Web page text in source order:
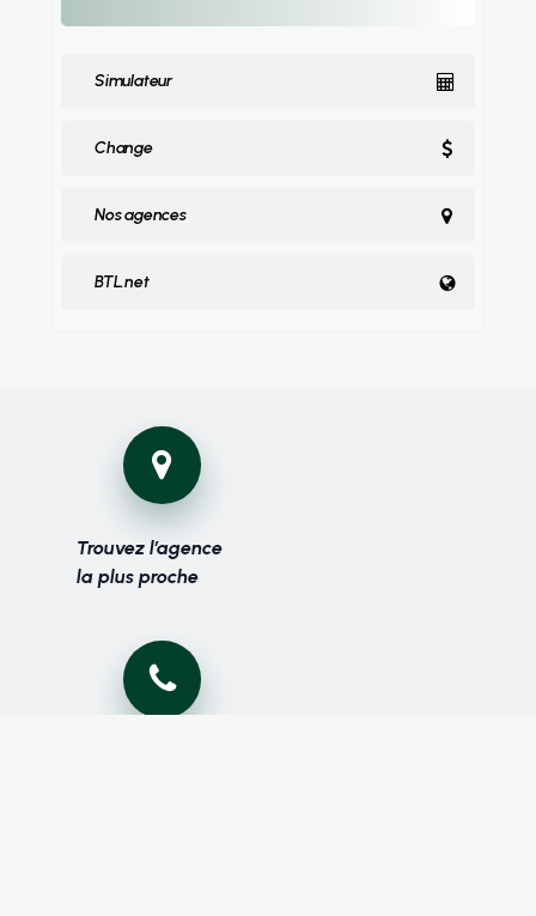
Simulateur
Change
Nos agences
BTL.net
Trouvez l’agence
la plus proche